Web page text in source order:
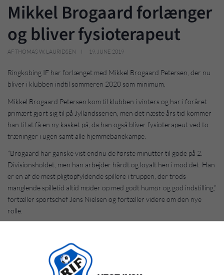
Mikkel Brogaard forlænger
og bliver fysioterapeut
AF THOMAS W. LAURIDSEN 19. JUNE 2019
Ringkøbing IF har forlænget med Mikkel Brogaard Petersen, der nu
bliver i klubben indtil sommeren 2020 som minimum.
Mikkel Brogaard Petersen kom til klubben i vinters og har i foråret
primært gjort sig til på Jyllandsserien, men det næste års tid kommer
han til at få en ny kasket på, da han også bliver fysioterapeut ved to
træninger i ugen samt alle hjemmebanekampe.
”Brogaard har ganske vist endnu de første minutter til gode på 2.
Divisionsholdet, men han arbejder hårdt og loyalt hen i mod det. Han
er en af de mest pligtopfyldende spillere i truppen, der trods
manglende spilletid altid møder op med godt humør og god indstilling,”
fortæller sportschef Jens Nielsen og fortæller videre om den nye
rolle.
spillerne haft et ønske om en opgradering inden for
behandlingsdelen, så Brogaard nu sammen med Ringkøbing